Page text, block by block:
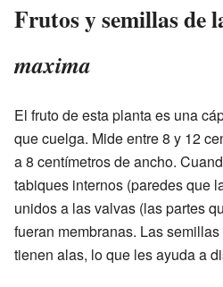
Frutos y semillas de
maxima
El fruto de esta planta es una
que cuelga. Mide entre 8 y 12
a 8 centímetros de ancho.
tabiques internos (paredes que
unidos a las valvas (las partes
fueran membranas. Las
tienen alas, lo que les ayuda a